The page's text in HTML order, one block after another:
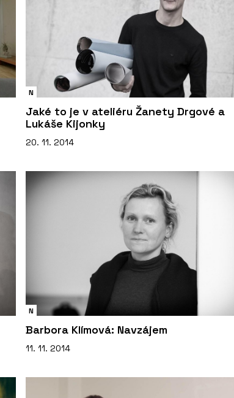
N
Jaké to je v ateliéru Žanety Drgové a
Lukáše Kijonky
20. 11. 2014
N
Barbora Klímová: Navzájem
11. 11. 2014